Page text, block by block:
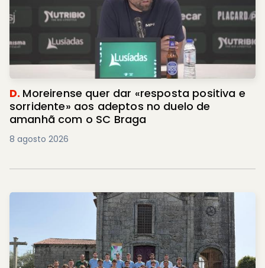
D. Moreirense quer dar «resposta positiva e
sorridente» aos adeptos no duelo de
amanhã com o SC Braga
8 agosto 2026